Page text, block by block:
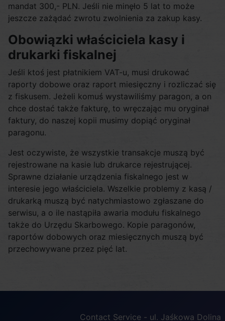
mandat 300,- PLN. Jeśli nie minęło 5 lat to może
jeszcze zażądać zwrotu zwolnienia za zakup kasy.
Obowiązki właściciela kasy i
drukarki fiskalnej
Jeśli ktoś jest płatnikiem VAT-u, musi drukować
raporty dobowe oraz raport miesięczny i rozliczać się
z fiskusem. Jeżeli komuś wystawiliśmy paragon, a on
chce dostać także fakturę, to wręczając mu oryginał
faktury, do naszej kopii musimy dopiąć oryginał
paragonu.
Jest oczywiste, że wszystkie transakcje muszą być
rejestrowane na kasie lub drukarce rejestrującej.
Sprawne działanie urządzenia fiskalnego jest w
interesie jego właściciela. Wszelkie problemy z kasą /
drukarką muszą być natychmiastowo zgłaszane do
serwisu, a o ile nastąpiła awaria modułu fiskalnego
także do Urzędu Skarbowego. Kopie paragonów,
raportów dobowych oraz miesięcznych muszą być
przechowywane przez pięć lat.
Contact Service - ul. Jaśkowa Dolina